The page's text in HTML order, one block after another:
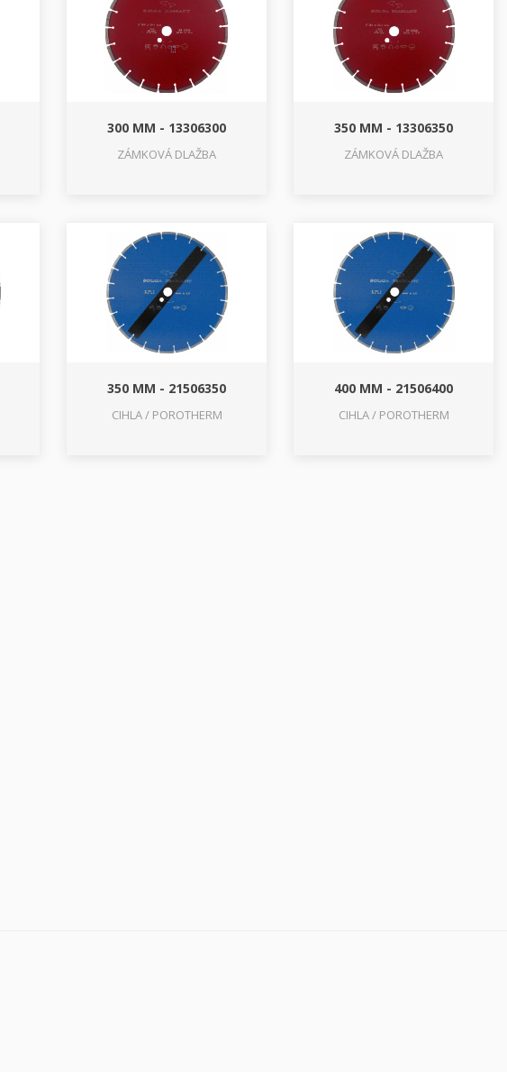
300 MM - 13306300
ZÁMKOVÁ DLAŽBA
350 MM - 13306350
ZÁMKOVÁ DLAŽBA
350 MM - 21506350
CIHLA / POROTHERM
400 MM - 21506400
CIHLA / POROTHERM